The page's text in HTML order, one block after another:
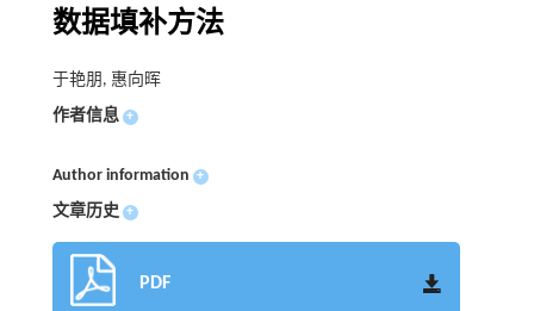
数据填补方法
于艳朋, 惠向晖
作者信息 +
Author information +
文章历史 +
PDF